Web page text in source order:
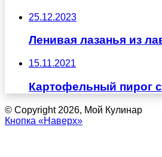
25.12.2023
Ленивая лазанья из
15.11.2021
Картофельный пирог
© Copyright 2026, Мой Кулинар
Кнопка «Наверх»